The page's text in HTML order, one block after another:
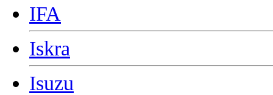
IFA
Iskra
Isuzu